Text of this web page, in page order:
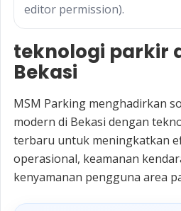
editor permission).
teknologi parkir
Bekasi
MSM Parking menghadirkan
modern di Bekasi dengan
terbaru untuk meningkatkan
operasional, keamanan
kenyamanan pengguna area